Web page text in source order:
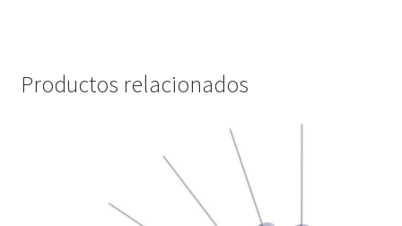
Productos relacionados